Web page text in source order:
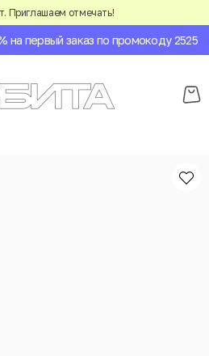
Приглашаем отмечать!
на первый заказ по промокоду 2525